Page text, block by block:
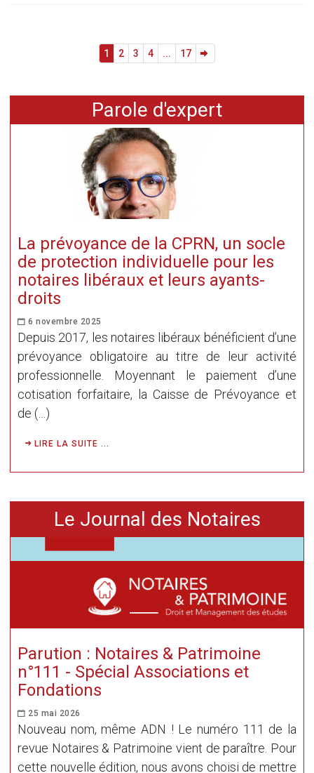
1 2 3 4 ... 17
Parole d'expert
La prévoyance de la CPRN, un socle
de protection individuelle pour les
notaires libéraux et leurs ayants-
droits
6 novembre 2025
Depuis 2017, les notaires libéraux bénéficient d’une
prévoyance obligatoire au titre de leur activité
professionnelle. Moyennant le paiement d’une
cotisation forfaitaire, la Caisse de Prévoyance et
de (…)
LIRE LA SUITE ...
Le Journal des Notaires
Parution : Notaires & Patrimoine
n°111 - Spécial Associations et
Fondations
25 mai 2026
Nouveau nom, même ADN ! Le numéro 111 de la
revue Notaires & Patrimoine vient de paraître. Pour
cette nouvelle édition, nous avons choisi de mettre